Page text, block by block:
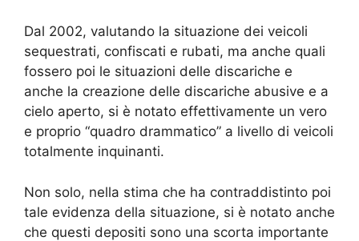
Dal 2002, valutando la situazione dei veicoli
sequestrati, confiscati e rubati, ma anche quali
fossero poi le situazioni delle discariche e
anche la creazione delle discariche abusive e a
cielo aperto, si è notato effettivamente un vero
e proprio “quadro drammatico” a livello di veicoli
totalmente inquinanti.
Non solo, nella stima che ha contraddistinto poi
tale evidenza della situazione, si è notato anche
che questi depositi sono una scorta importante